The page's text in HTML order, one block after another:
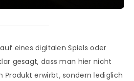
eines digitalen Spiels oder
gesagt, dass man hier nicht
Produkt erwirbt, sondern lediglich